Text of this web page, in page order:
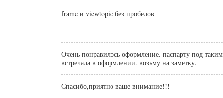
frame и viewtopic без пробелов
Очень понравилось оформление. паспарту под
встречала в оформлении. возьму на заметку.
Спасибо,приятно ваше внимание!!!